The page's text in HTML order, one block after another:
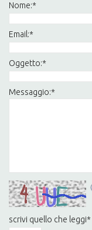
Nome:*
Email:*
Oggetto:*
Messaggio:*
scrivi quello che leggi*